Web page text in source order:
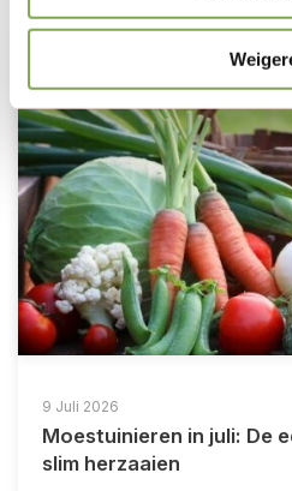
9 Juli 2026
Moestuinieren in juli: De
slim herzaaien